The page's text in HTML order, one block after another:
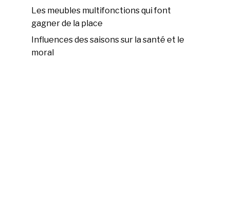
Les meubles multifonctions qui font
gagner de la place
Influences des saisons sur la santé et le
moral